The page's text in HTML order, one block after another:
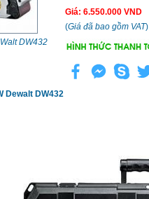
DW432
Giá: 6.550.000VND
(Giá đã bao gồm VAT)
Dewalt DW432